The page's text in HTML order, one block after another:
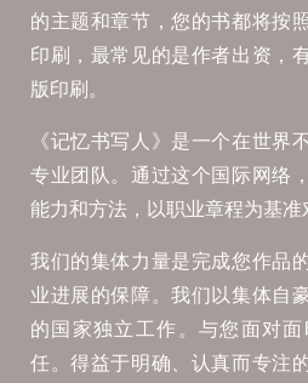
的主题和章节，您的书都将按
印刷，最常见的是作者出资，
版印刷。
《记忆书写人》是一个在世界
专业团队。通过这个国际网络
能力和方法，以职业章程为基准
我们的集体力量是完成您作品
业进展的保障。我们以集体自
的国家独立工作。与您面对
任。得益于明确、认真而专注